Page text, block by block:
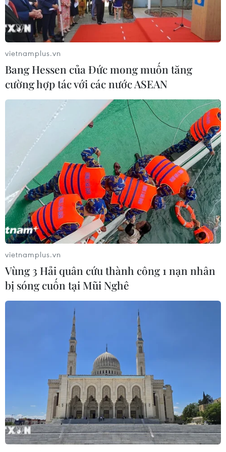
Mở rộng vụ án tại Bộ Ngoại giao: Khởi tố
PCT UBND Hà Nội Chử Xuân Dũng
22/12/2022 12:23
Chử Xuân Dũng - Phó Chủ tịch Ủy ban Nhân dân thành
phố Hà Nội; Vũ Hồng Nam - nguyên cán bộ Đại sứ
quán Việt Nam tại Nhật Bản bị khởi tố, bắt tạm giam về
tội "Nhận hối lộ."
Vụ án Cục Lãnh sự, Bộ
Ngoại giao: Đã khởi tố 37 bị can
23/12/2022 05:19
Cơ quan An ninh Điều tra, Bộ Công an đã khởi tố bị
can, ra Lệnh bắt bị can để tạm giam, Lệnh khám xét
vietnamplus.vn
Bang Hessen của Đức mong muốn tăng
cường hợp tác với các nước ASEAN
vietnamplus.vn
Vùng 3 Hải quân cứu thành công 1 nạn nhân
bị sóng cuốn tại Mũi Nghê